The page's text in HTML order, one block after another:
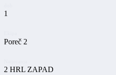
1
Poreč 2
2 HRL ZAPAD